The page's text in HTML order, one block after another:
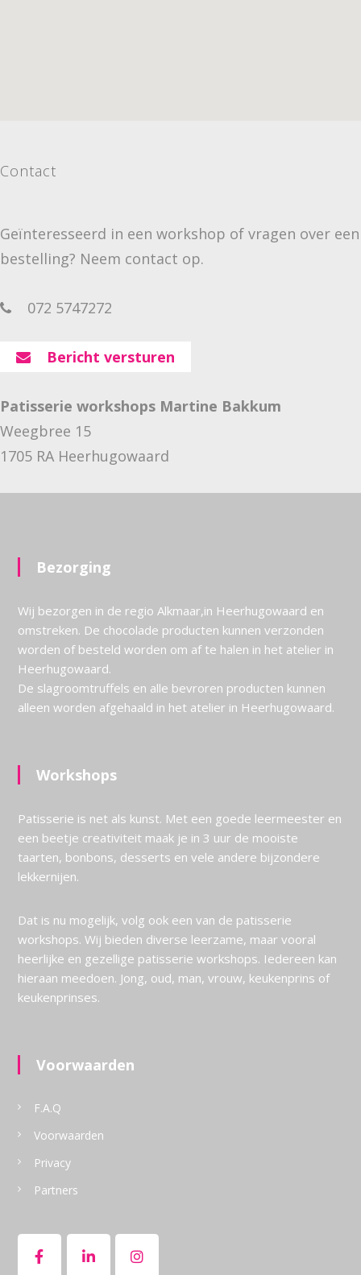
Contact
Geïnteresseerd in een workshop of vragen over een
bestelling? Neem contact op.
072 5747272
Bericht versturen
Patisserie workshops Martine Bakkum
Weegbree 15
1705 RA Heerhugowaard
Bezorging
Wij bezorgen in de regio Alkmaar,in Heerhugowaard en
omstreken. De chocolade producten kunnen verzonden
worden of besteld worden om af te halen in het atelier in
Heerhugowaard.
De slagroomtruffels en alle bevroren producten kunnen
alleen worden afgehaald in het atelier in Heerhugowaard.
Workshops
Patisserie is net als kunst. Met een goede leermeester en
een beetje creativiteit maak je in 3 uur de mooiste
taarten, bonbons, desserts en vele andere bijzondere
lekkernijen.
Dat is nu mogelijk, volg ook een van de patisserie
workshops. Wij bieden diverse leerzame, maar vooral
heerlijke en gezellige patisserie workshops. Iedereen kan
hieraan meedoen. Jong, oud, man, vrouw, keukenprins of
keukenprinses.
Voorwaarden
F.A.Q
Voorwaarden
Privacy
Partners